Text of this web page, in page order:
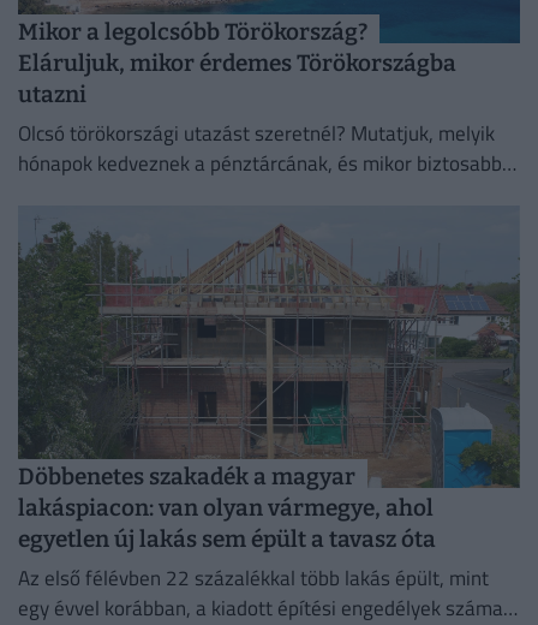
Mikor a legolcsóbb Törökország?
Eláruljuk, mikor érdemes Törökországba
utazni
Olcsó törökországi utazást szeretnél? Mutatjuk, melyik
hónapok kedveznek a pénztárcának, és mikor biztosabb a
Döbbenetes szakadék a magyar
lakáspiacon: van olyan vármegye, ahol
egyetlen új lakás sem épült a tavasz óta
Az első félévben 22 százalékkal több lakás épült, mint
egy évvel korábban, a kiadott építési engedélyek száma